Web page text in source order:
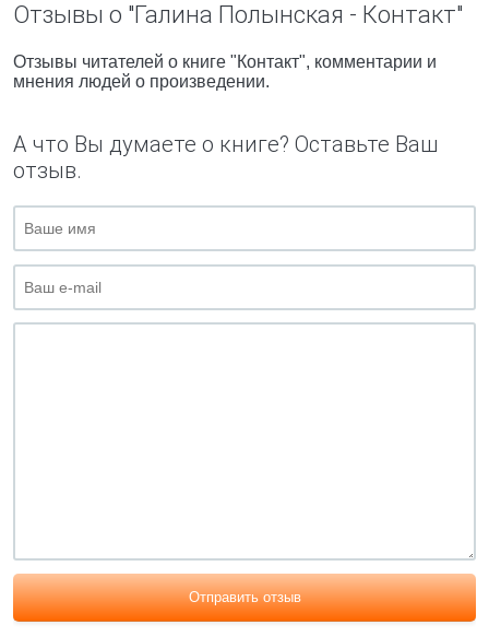
Отзывы о "Галина Полынская - Контакт"
Отзывы читателей о книге "Контакт", комментарии и
мнения людей о произведении.
А что Вы думаете о книге? Оставьте Ваш
отзыв.
Отправить отзыв